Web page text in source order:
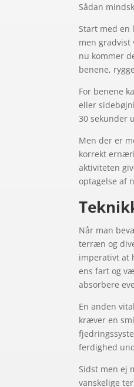
Sådan
Start med en
men
nu kommer
benene,
For benene
eller
30 sekunder
Men der er
korrekt
aktiviteten
optagelse af
Når man
terræn og
imperativt at
ens fart og
absorbere
En anden
kræver en
ferdighed
Sidst men ej
vanskelige